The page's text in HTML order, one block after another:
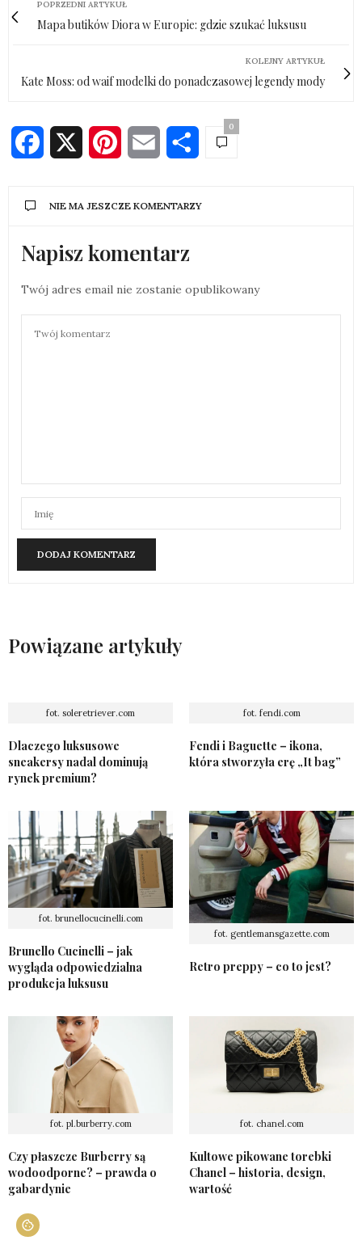
POPRZEDNI ARTYKUŁ
Mapa butików Diora w Europie: gdzie szukać luksusu
KOLEJNY ARTYKUŁ
Kate Moss: od waif modelki do ponadczasowej legendy mody
Facebook PinterestEmail Share
0
NIE MA JESZCZE KOMENTARZY
Napisz komentarz
Twój adres email nie zostanie opublikowany
Powiązane artykuły
fot. soleretriever.com
Dlaczego luksusowe
sneakersy nadal dominują
rynek premium?
fot. fendi.com
Fendi i Baguette – ikona,
która stworzyła erę „It bag”
fot. brunellocucinelli.com
Brunello Cucinelli – jak
wygląda odpowiedzialna
produkcja luksusu
fot. gentlemansgazette.com
Retro preppy – co to jest?
fot. pl.burberry.com
Czy płaszcze Burberry są
wodoodporne? – prawda o
gabardynie
fot. chanel.com
Kultowe pikowane torebki
Chanel – historia, design,
wartość